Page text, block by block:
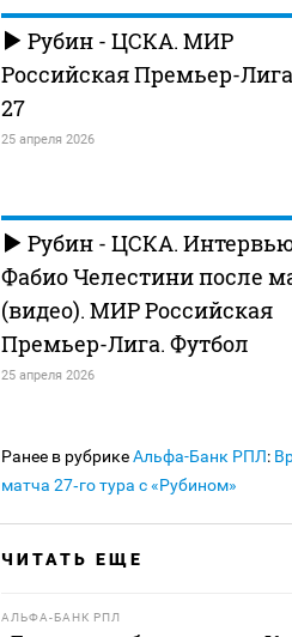
Рубин - ЦСКА. МИР
Российская Премьер-
27
25 апреля 2026
Рубин - ЦСКА.
Фабио Челестини после
(видео). МИР Российская
Премьер-Лига. Футбол
25 апреля 2026
Ранее в рубрикеАльфа-Банк РПЛ:
матча 27‑го тура с «Рубином»
ЧИТАТЬ ЕЩЕ
АЛЬФА-БАНК РПЛ